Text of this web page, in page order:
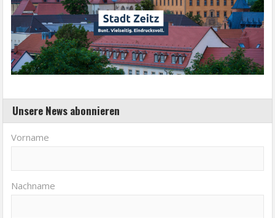
Unsere News abonnieren
Vorname
Nachname